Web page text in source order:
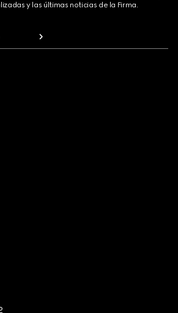
y las últimas noticias de la Firma.